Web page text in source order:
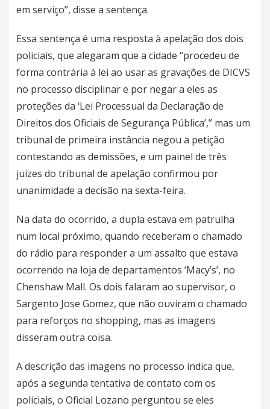
em serviço”, disse a sentença.
Essa sentença é uma resposta à apelação dos dois
policiais, que alegaram que a cidade “procedeu de
forma contrária à lei ao usar as gravações de DICVS
no processo disciplinar e por negar a eles as
proteções da ‘Lei Processual da Declaração de
Direitos dos Oficiais de Segurança Pública’,” mas um
tribunal de primeira instância negou a petição
contestando as demissões, e um painel de três
juízes do tribunal de apelação confirmou por
unanimidade a decisão na sexta-feira.
Na data do ocorrido, a dupla estava em patrulha
num local próximo, quando receberam o chamado
do rádio para responder a um assalto que estava
ocorrendo na loja de departamentos ‘Macy’s’, no
Chenshaw Mall. Os dois falaram ao supervisor, o
Sargento Jose Gomez, que não ouviram o chamado
para reforços no shopping, mas as imagens
disseram outra coisa.
A descrição das imagens no processo indica que,
após a segunda tentativa de contato com os
policiais, o Oficial Lozano perguntou se eles